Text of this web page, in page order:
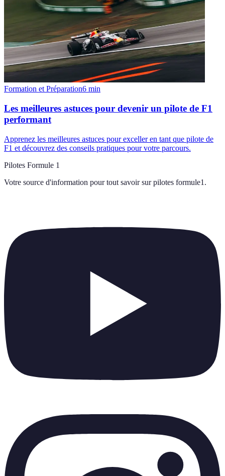
Formation et Préparation6 min
Les meilleures astuces pour devenir un pilote de F1
performant
Apprenez les meilleures astuces pour exceller en tant que pilote de
F1 et découvrez des conseils pratiques pour votre parcours.
Pilotes Formule 1
Votre source d'information pour tout savoir sur pilotes formule1 .